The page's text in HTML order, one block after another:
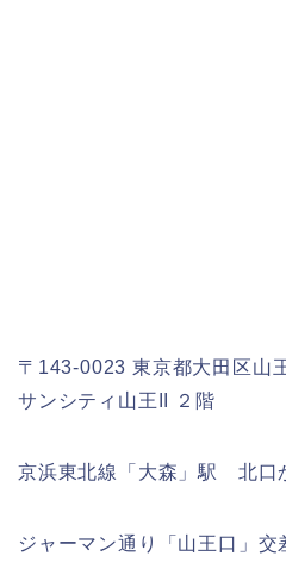
〒143-0023 東京都大田区山
サンシティ山王II ２階
京浜東北線「大森」駅 北口
ジャーマン通り「山王口」交